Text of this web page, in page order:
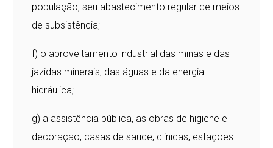
população, seu abastecimento regular de meios
de subsistência;
f) o aproveitamento industrial das minas e das
jazidas minerais, das águas e da energia
hidráulica;
g) a assistência pública, as obras de higiene e
decoração, casas de saude, clínicas, estações